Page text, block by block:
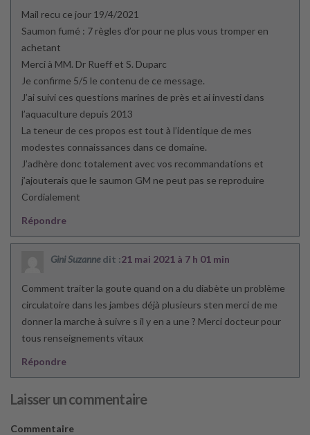
Mail recu ce jour 19/4/2021
Saumon fumé : 7 règles d’or pour ne plus vous tromper en
achetant
Merci à MM. Dr Rueff et S. Duparc
Je confirme 5/5 le contenu de ce message.
J’ai suivi ces questions marines de près et ai investi dans
l’aquaculture depuis 2013
La teneur de ces propos est tout à l’identique de mes
modestes connaissances dans ce domaine.
J’adhère donc totalement avec vos recommandations et
j’ajouterais que le saumon GM ne peut pas se reproduire
Cordialement
Répondre
Gini Suzanne dit :21 mai 2021 à 7 h 01 min
Comment traiter la goute quand on a du diabète un problème
circulatoire dans les jambes déjà plusieurs sten merci de me
donner la marche à suivre s il y en a une ? Merci docteur pour
tous renseignements vitaux
Répondre
Laisser un commentaire
Commentaire